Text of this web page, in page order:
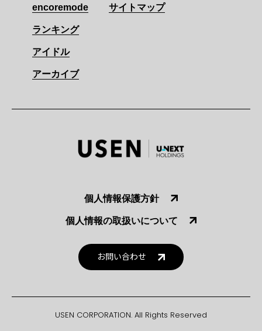
encoremode
ランキング
アイドル
アーカイブ
サイトマップ
個人情報保護方針
個人情報の取扱いについて
お問い合わせ
USEN CORPORATION. All Rights Reserved